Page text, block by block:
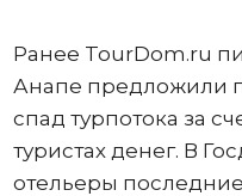
Ранее TourDom.ru
Анапе предложили
спад турпотока за
туристах денег. В
отельеры